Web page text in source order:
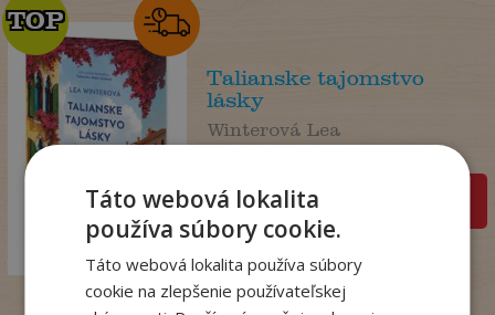
18
TOP
TOP
Talianske tajomstvo
lásky
Winterová Lea
pridať do košíka
Táto webová lokalita
používa súbory cookie.
Táto webová lokalita používa súbory
cookie na zlepšenie používateľskej